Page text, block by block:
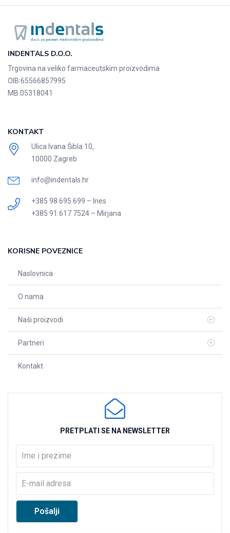
INDENTALS D.O.O.
Trgovina na veliko farmaceutskim proizvodima
OIB:65566857995
MB:05318041
KONTAKT
Ulica Ivana Šibla 10,
10000 Zagreb
info@indentals.hr
+385 98 695 699 – Ines
+385 91 617 7524 – Mirjana
KORISNE POVEZNICE
Naslovnica
O nama
Naši proizvodi
Partneri
Kontakt
PRETPLATI SE NA NEWSLETTER